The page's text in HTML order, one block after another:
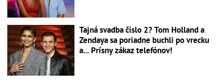
Tajná svadba číslo 2? Tom Holland a
Zendaya sa poriadne buchli po vrecku
a... Prísny zákaz telefónov!